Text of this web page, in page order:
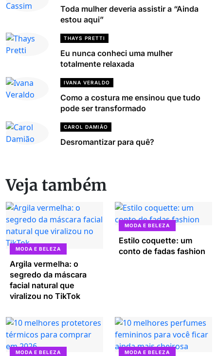
Toda mulher deveria assistir a “Ainda
estou aqui”
THAYS PRETTI
Eu nunca conheci uma mulher
totalmente relaxada
IVANA VERALDO
Como a costura me ensinou que tudo
pode ser transformado
CAROL DAMIÃO
Desromantizar para quê?
Veja também
MODA E BELEZA
Argila vermelha: o
segredo da máscara
facial natural que
viralizou no TikTok
MODA E BELEZA
Estilo coquette: um
conto de fadas fashion
MODA E BELEZA MODA E BELEZA